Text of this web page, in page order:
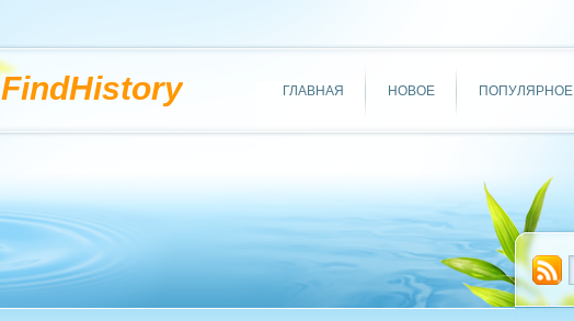
FindHistory ГЛАВНАЯ НОВОЕ ПОПУЛЯРНОЕ